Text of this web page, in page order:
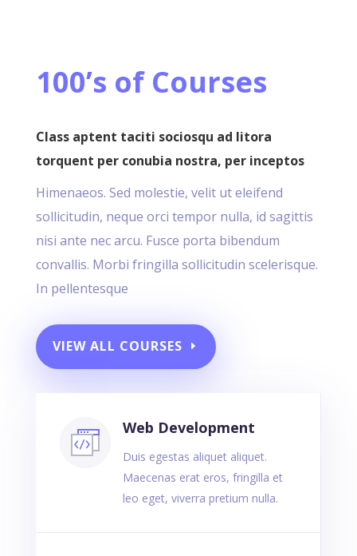
100’s of Courses
Class aptent taciti sociosqu ad litora
torquent per conubia nostra, per inceptos
Himenaeos. Sed molestie, velit ut eleifend
sollicitudin, neque orci tempor nulla, id sagittis
nisi ante nec arcu. Fusce porta bibendum
convallis. Morbi fringilla sollicitudin scelerisque.
In pellentesque
VIEW ALL COURSES
Web Development
Duis egestas aliquet aliquet.
Maecenas erat eros, fringilla et
leo eget, viverra pretium nulla.